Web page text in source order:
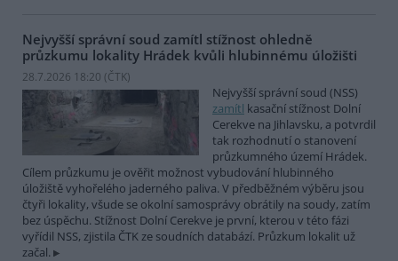
Nejvyšší správní soud zamítl stížnost ohledně
průzkumu lokality Hrádek kvůli hlubinnému úložišti
28.7.2026 18:20 (ČTK)
Nejvyšší správní soud (NSS)
zamítl kasační stížnost Dolní
Cerekve na Jihlavsku, a potvrdil
tak rozhodnutí o stanovení
průzkumného území Hrádek.
Cílem průzkumu je ověřit možnost vybudování hlubinného
úložiště vyhořelého jaderného paliva. V předběžném výběru jsou
čtyři lokality, všude se okolní samosprávy obrátily na soudy, zatím
bez úspěchu. Stížnost Dolní Cerekve je první, kterou v této fázi
vyřídil NSS, zjistila ČTK ze soudních databází. Průzkum lokalit už
začal.